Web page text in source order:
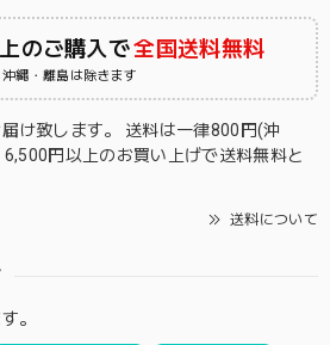
のご購入で全国送料無料
沖縄・離島は除きます
け致します。 送料は一律800円(沖
円以上のお買い上げで送料無料と
送料について
。